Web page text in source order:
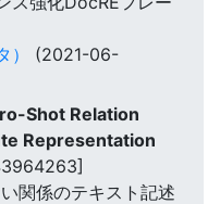
(2021-06-
Shot Relation
Representation
関係のテキスト記述